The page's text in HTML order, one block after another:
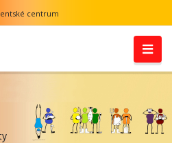
centrum